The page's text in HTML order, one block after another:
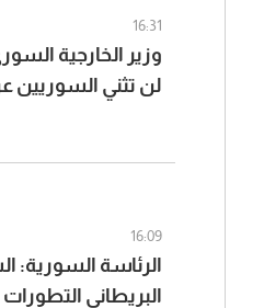
16:31
وزير الخارجية
لن تثني السوريين
16:09
الرئاسة السورية:
البريطاني التطورات